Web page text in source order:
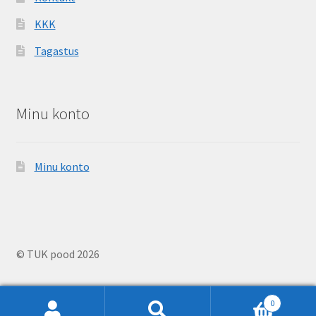
KKK
Tagastus
Minu konto
Minu konto
© TUK pood 2026
0